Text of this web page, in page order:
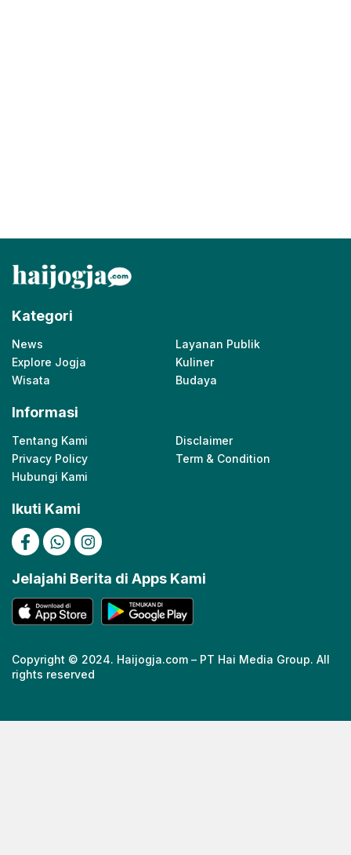
Kategori
News
Layanan Publik
Explore Jogja
Kuliner
Wisata
Budaya
Informasi
Tentang Kami
Disclaimer
Privacy Policy
Term & Condition
Hubungi Kami
Ikuti Kami
Jelajahi Berita di Apps Kami
Copyright © 2024. Haijogja.com – PT Hai Media Group. All
rights reserved